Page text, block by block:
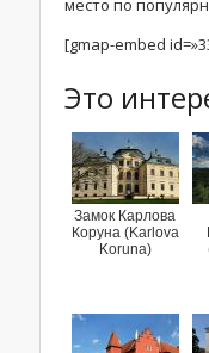
место по
[gmap-embed
Это
Замок Карлова
Коруна (Karlova
Koruna)